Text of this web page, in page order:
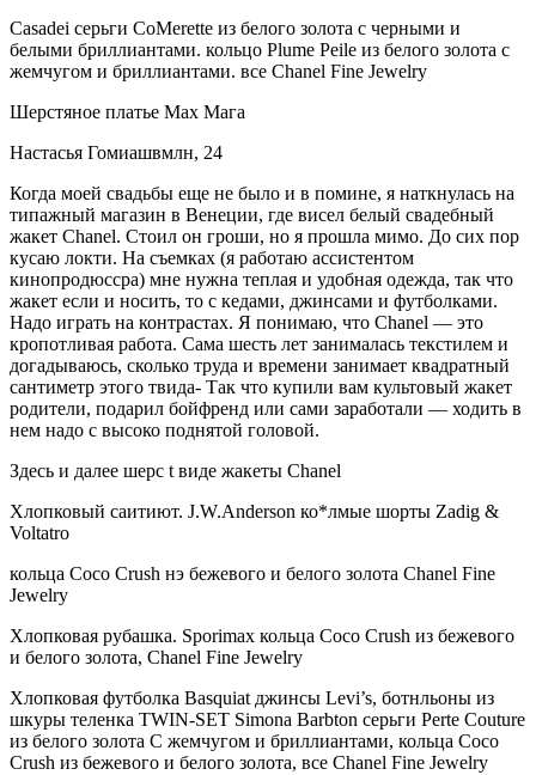
Casadei серьги CoMerette из белого золота с черными и
белыми брил­лиантами. кольцо Plume Peile из белого золота с
жемчугом и брилли­антами. все Chanel Fine Jewelry
Шерстяное платье Мах Мага
Настасья Гомиашвмлн, 24
Когда моей свадьбы еще не было и в помине, я наткнулась на
типажный магазин в Венеции, где висел белый свадебный
жакет Chanel. Стоил он гроши, но я прошла мимо. До сих пор
ку­саю локти. На съемках (я работаю ассистентом
кинопродюссра) мне нужна теплая и удобная одежда, так что
жакет если и носить, то с кедами, джинсами и футболками.
Надо играть на контрастах. Я понимаю, что Chanel — это
кропотливая работа. Сама шесть лет занималась текстилем и
догадываюсь, сколько труда и времени занимает квадратный
сантиметр этого твида- Так что купили вам культовый жакет
родители, подарил бойфренд или сами зарабо­тали — ходить в
нем надо с высоко поднятой головой.
Здесь и далее шерс t виде жакеты Chanel
Хлопковый саитиют. J.W.Anderson ко*лмые шорты Zadig &
Voltatro
кольца Coco Crush нэ бежевого и белого золота Chanel Fine
Jewelry
Хлопковая рубашка. Sporimax кольца Coco Crush из бежевого
и белого золота, Chanel Fine Jewelry
Хлопковая футболка Basquiat джинсы Levi’s, ботнльоны из
шкуры теленка TWIN-SET Simona Barbton серьги Perte Couture
из белого золота С жемчугом и бриллиантами, кольца Coco
Crush из бежевого и белого золота, все Chanel Fine Jewelry